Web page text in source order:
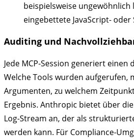
beispielsweise ungewöhnlich
eingebettete JavaScript- oder
Auditing und
Jede MCP-Session generiert einen
Welche Tools wurden aufgerufen,
Argumenten, zu welchem
Ergebnis. Anthropic bietet über die
Log-Stream an, der als
werden kann. Für Compliance-